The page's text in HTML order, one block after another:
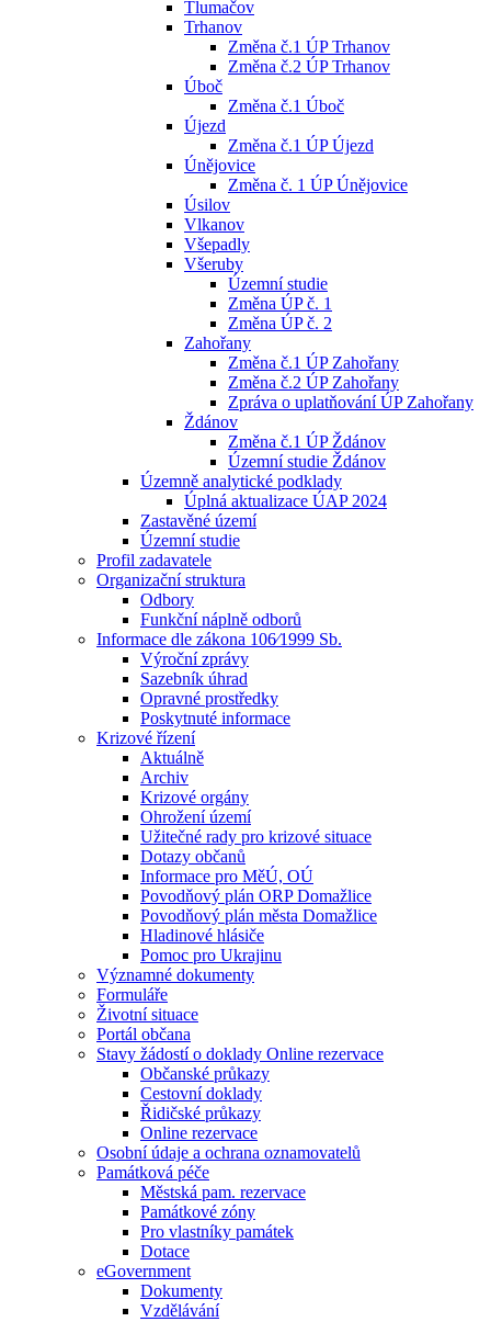
Tlumačov
Trhanov
Změna č.1 ÚP Trhanov
Změna č.2 ÚP Trhanov
Úboč
Změna č.1 Úboč
Újezd
Změna č.1 ÚP Újezd
Únějovice
Změna č. 1 ÚP Únějovice
Úsilov
Vlkanov
Všepadly
Všeruby
Územní studie
Změna ÚP č. 1
Změna ÚP č. 2
Zahořany
Změna č.1 ÚP Zahořany
Změna č.2 ÚP Zahořany
Zpráva o uplatňování ÚP Zahořany
Ždánov
Změna č.1 ÚP Ždánov
Územní studie Ždánov
Územně analytické podklady
Úplná aktualizace ÚAP 2024
Zastavěné území
Územní studie
Profil zadavatele
Organizační struktura
Odbory
Funkční náplně odborů
Informace dle zákona 106⁄1999 Sb.
Výroční zprávy
Sazebník úhrad
Opravné prostředky
Poskytnuté informace
Krizové řízení
Aktuálně
Archiv
Krizové orgány
Ohrožení území
Užitečné rady pro krizové situace
Dotazy občanů
Informace pro MěÚ, OÚ
Povodňový plán ORP Domažlice
Povodňový plán města Domažlice
Hladinové hlásiče
Pomoc pro Ukrajinu
Významné dokumenty
Formuláře
Životní situace
Portál občana
Stavy žádostí o doklady Online rezervace
Občanské průkazy
Cestovní doklady
Řidičské průkazy
Online rezervace
Osobní údaje a ochrana oznamovatelů
Památková péče
Městská pam. rezervace
Památkové zóny
Pro vlastníky památek
Dotace
eGovernment
Dokumenty
Vzdělávání